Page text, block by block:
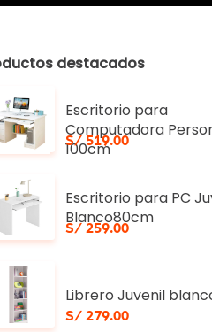
destacados
S/ 519.00
Escritorio para
Computadora
100cm
S/ 259.00
Escritorio para PC
Blanco80cm
S/ 279.00
Librero Juvenil